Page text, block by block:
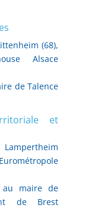
(68),
Alsace
de Talence
et
au maire de
de Brest